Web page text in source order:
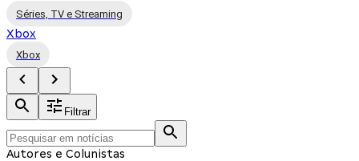
Séries, TV e Streaming
Xbox
Xbox
Filtrar
Autores e Colunistas